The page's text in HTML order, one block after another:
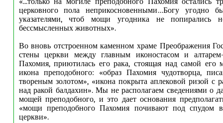
церковного пола неприкосновенными…Богу угодно
указателями, чтоб мощи угодника не попирались
бессмысленных животных».
Во вновь отстроенном каменном храме Преображения
стены церкви между главным иконостасом и
Пахомия, приютилась его рака, стоящая над самой его
икона преподобного: «образ Пахомия чудотворца,
твореным золотом», «икона покрыта аплековой ризой с
над ракой балдахин». Мы не располагаем сведениями о
мощей преподобного, и это дает основания
«мощи преподобного Пахомия почивают под спудом
церкви».